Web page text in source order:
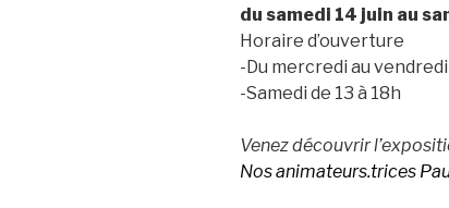
du samedi 14 juin au
Horaire d’ouverture
-Du mercredi au vendredi
-Samedi de 13 à 18h
Venez découvrir
Nos animateurs.trices